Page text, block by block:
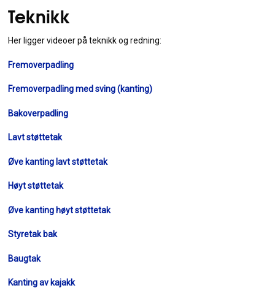
Teknikk
Her ligger videoer på teknikk og redning:
Fremoverpadling
Fremoverpadling med sving (kanting)
Bakoverpadling
Lavt støttetak
Øve kanting lavt støttetak
Høyt støttetak
Øve kanting høyt støttetak
Styretak bak
Baugtak
Kanting av kajakk